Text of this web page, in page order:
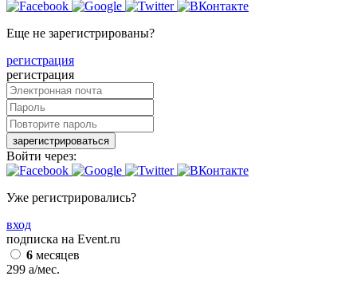
Еще не зарегистрированы?
регистрация
регистрация
зарегистрироваться
Войти через:
Уже регистрировались?
вход
подписка на Event.ru
6 месяцев
299 a/мес.